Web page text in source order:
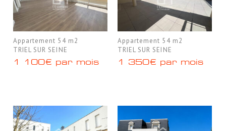
Appartement 54 m2
TRIEL SUR SEINE
1 100€ par mois
Appartement 54 m2
TRIEL SUR SEINE
1 350€ par mois